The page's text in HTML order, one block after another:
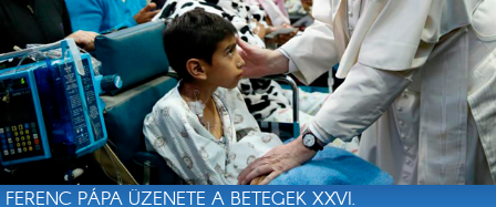
FERENC PÁPA ÜZENETE A BETEGEK XXVI.